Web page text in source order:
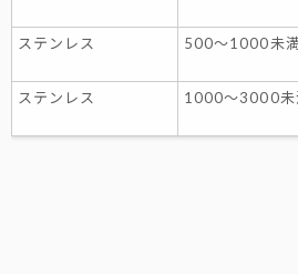
ステンレス
500〜1000未
ステンレス
1000〜3000未